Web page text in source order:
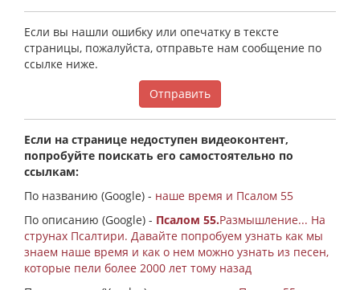
Если вы нашли ошибку или опечатку в тексте
страницы, пожалуйста, отправьте нам сообщение по
ссылке ниже.
Отправить
Если на странице недоступен видеоконтент,
попробуйте поискать его самостоятельно по
ссылкам:
По названию (Google) - наше время и Псалом 55
По описанию (Google) - Псалом 55.Размышление... На
струнах Псалтири. Давайте попробуем узнать как мы
знаем наше время и как о нем можно узнать из песен,
которые пели более 2000 лет тому назад